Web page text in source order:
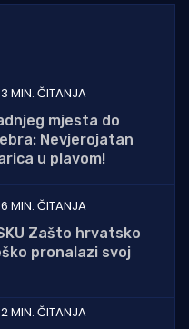
3 MIN. ČITANJA
mjesta do
Nevjerojatan
u plavom!
6 MIN. ČITANJA
Zašto hrvatsko
pronalazi svoj
2 MIN. ČITANJA